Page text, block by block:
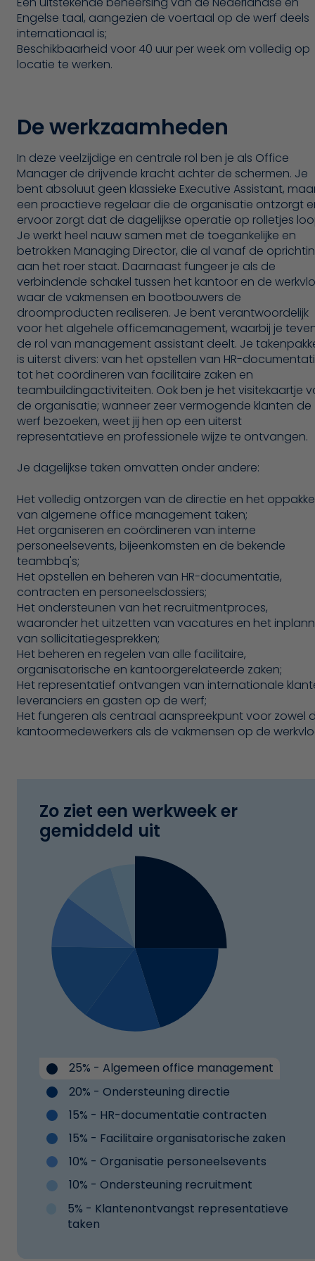
Engelse taal, aangezien de voertaal op de werf deels
internationaal is;
Beschikbaarheid voor 40 uur per week om volledig op
locatie te werken.
De werkzaamheden
In deze veelzijdige en centrale rol ben je als Office
Manager de drijvende kracht achter de schermen. Je
bent absoluut geen klassieke Executive Assistant,
een proactieve regelaar die de organisatie ontzorgt
ervoor zorgt dat de dagelijkse operatie op rolletjes
Je werkt heel nauw samen met de toegankelijke en
betrokken Managing Director, die al vanaf de
aan het roer staat. Daarnaast fungeer je als de
verbindende schakel tussen het kantoor en de
waar de vakmensen en bootbouwers de
droomproducten realiseren. Je bent verantwoordelijk
voor het algehele officemanagement, waarbij je
de rol van management assistant deelt. Je
is uiterst divers: van het opstellen van HR-
tot het coördineren van facilitaire zaken en
teambuildingactiviteiten. Ook ben je het visitekaartje
de organisatie; wanneer zeer vermogende klanten de
werf bezoeken, weet jij hen op een uiterst
representatieve en professionele wijze te ontvangen.
Je dagelijkse taken omvatten onder andere:
Het volledig ontzorgen van de directie en het
van algemene office management taken;
Het organiseren en coördineren van interne
personeelsevents, bijeenkomsten en de bekende
teambbq's;
Het opstellen en beheren van HR-documentatie,
contracten en personeelsdossiers;
Het ondersteunen van het recruitmentproces,
waaronder het uitzetten van vacatures en het
van sollicitatiegesprekken;
Het beheren en regelen van alle facilitaire,
organisatorische en kantoorgerelateerde zaken;
Het representatief ontvangen van internationale
leveranciers en gasten op de werf;
Het fungeren als centraal aanspreekpunt voor zowel
kantoormedewerkers als de vakmensen op de
Zo ziet een werkweek er
gemiddeld uit
25% - Algemeen office management
20% - Ondersteuning directie
15% - HR-documentatie contracten
15% - Facilitaire organisatorische zaken
10% - Organisatie personeelsevents
10% - Ondersteuning recruitment
5% - Klantenontvangst representatieve
taken